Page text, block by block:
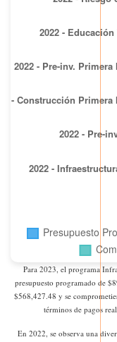
Para 2023, el programa
presupuesto programado de
$568,427.48 y se
términos de pagos
En 2022, se observa una